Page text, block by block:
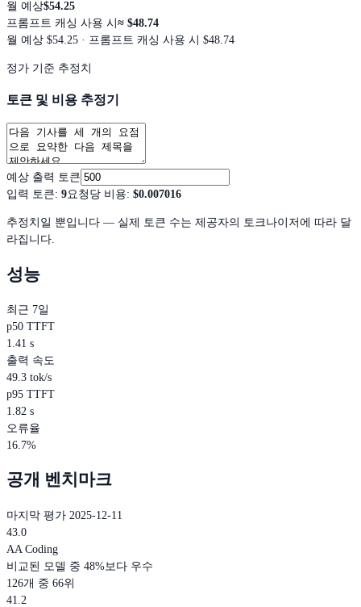
월 예상$54.25
프롬프트 캐싱 사용 시 ≈ $48.74
월 예상 $54.25 · 프롬프트 캐싱 사용 시 $48.74
정가 기준 추정치
토큰 및 비용 추정기
예상 출력 토큰
입력 토큰: 9요청당 비용: $0.007016
추정치일 뿐입니다 — 실제 토큰 수는 제공자의 토크나이저에 따라 달
라집니다.
성능
최근 7일
p50 TTFT
1.41 s
출력 속도
49.3 tok/s
p95 TTFT
1.82 s
오류율
16.7%
공개 벤치마크
마지막 평가 2025-12-11
43.0
AA Coding
비교된 모델 중 48%보다 우수
126개 중 66위
41.2